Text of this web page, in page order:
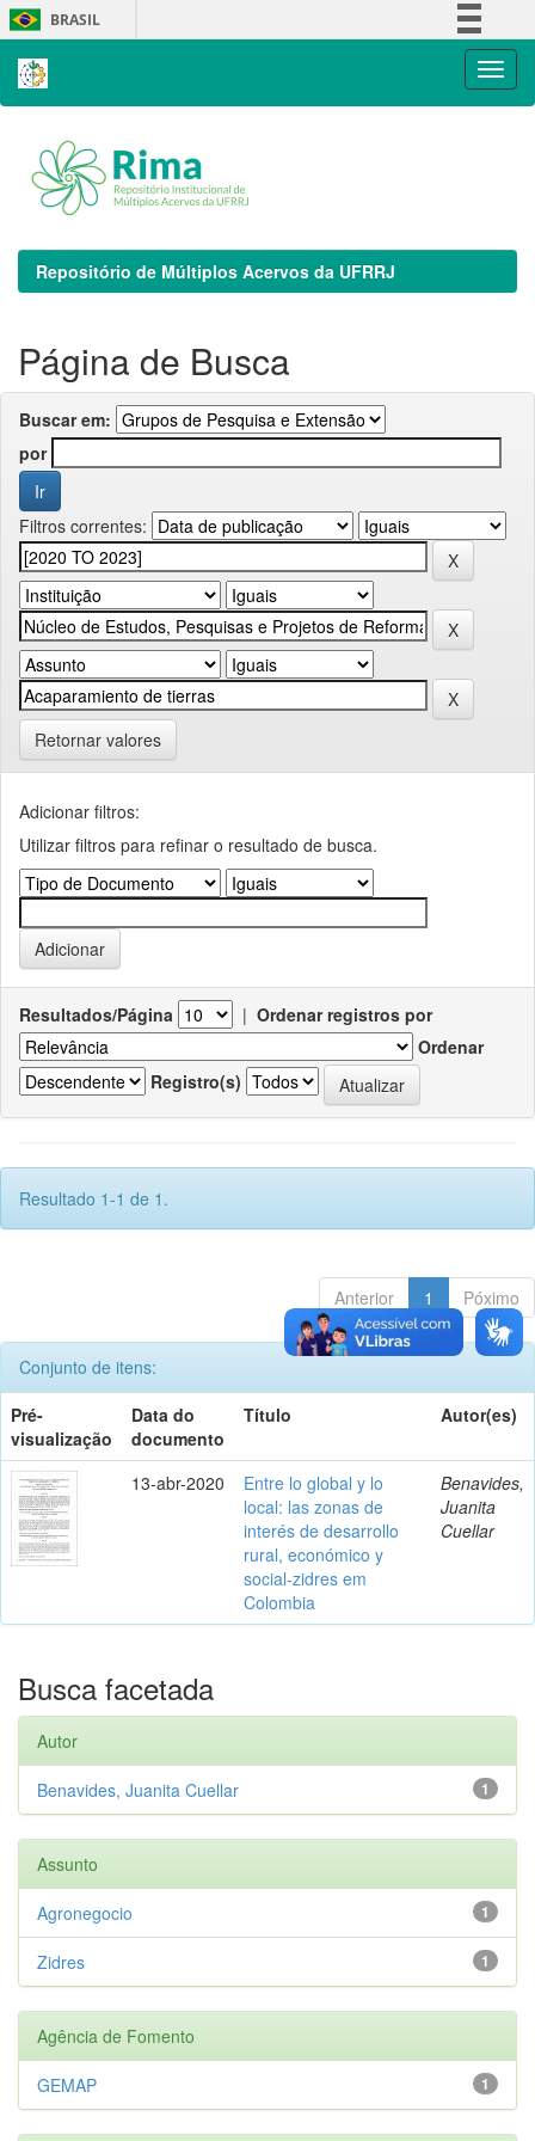
Skip
navigation
BRASIL
Repositório de Múltiplos Acervos da UFRRJ
Página de Busca
Buscar em:
por
Filtros correntes:
Retornar valores
Adicionar filtros:
Utilizar filtros para refinar o resultado de busca.
Resultados/Página | Ordenar registros por
Ordenar
Registro(s)
Resultado 1-1 de 1.
Anterior 1 Póximo
Conjunto de itens:
Pré-
visualização
Data do
documento
Título Autor(es)
13-abr-2020
Entre lo global y lo
local: las zonas de
interés de desarrollo
rural, económico y
social-zidres em
Colombia
Benavides,
Juanita
Cuellar
Busca facetada
Autor
1
Benavides, Juanita Cuellar
Assunto
1
Agronegocio
1
Zidres
Agência de Fomento
1
GEMAP